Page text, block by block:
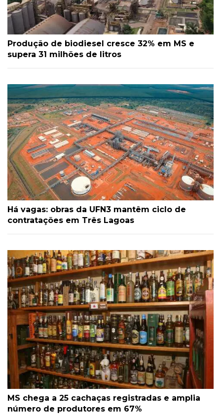
Produção de biodiesel cresce 32% em MS e
supera 31 milhões de litros
Há vagas: obras da UFN3 mantêm ciclo de
contratações em Três Lagoas
MS chega a 25 cachaças registradas e amplia
número de produtores em 67%